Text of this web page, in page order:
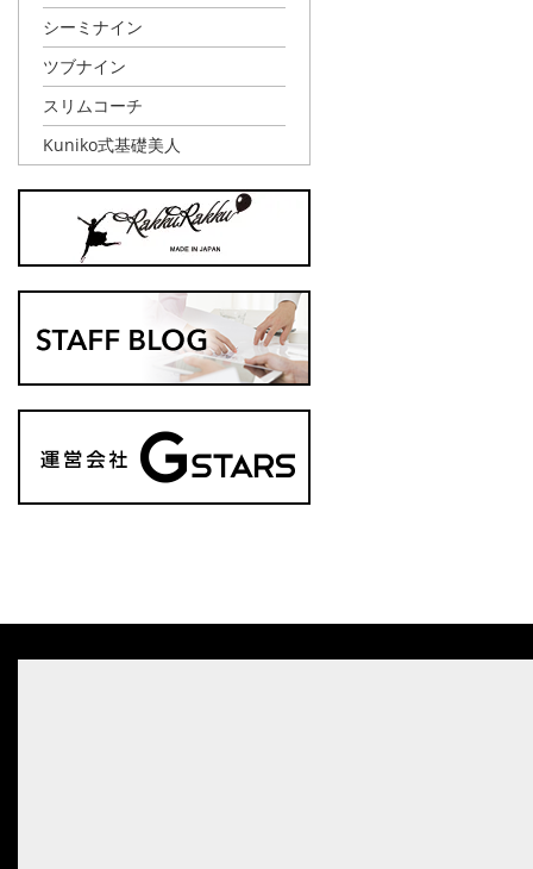
シーミナイン
ツブナイン
スリムコーチ
Kuniko式基礎美人